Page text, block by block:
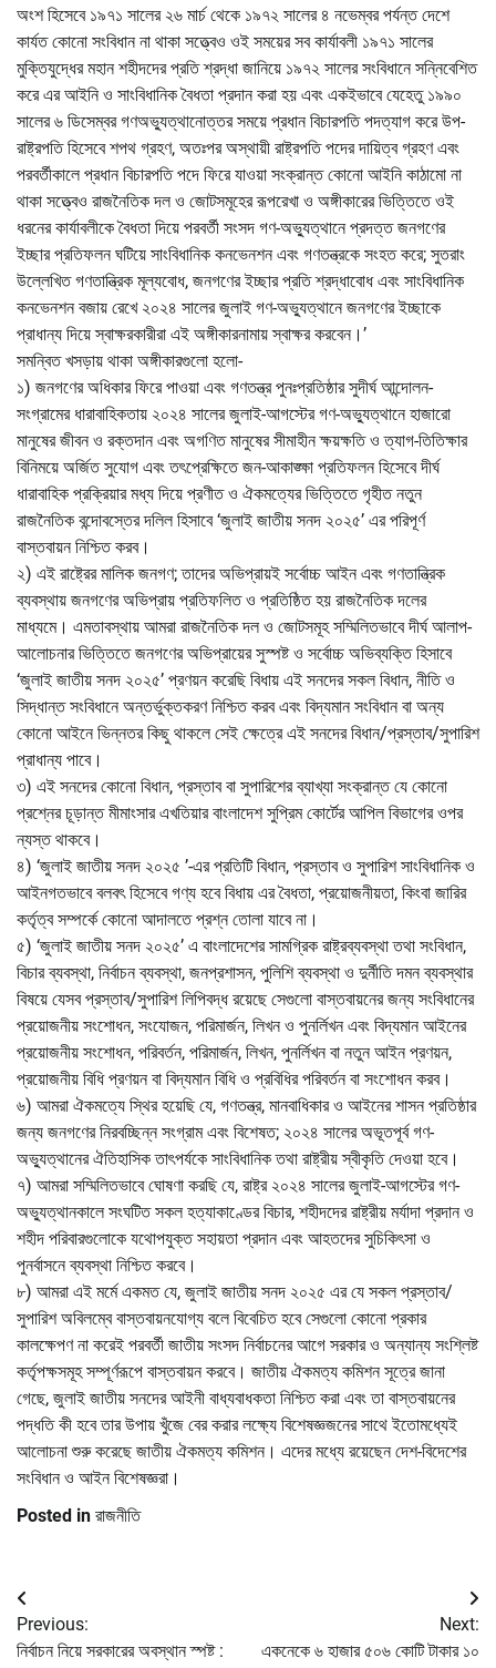
অংশ হিসেবে ১৯৭১ সালের ২৬ মার্চ থেকে ১৯৭২ সালের ৪ নভেম্বর পর্যন্ত দেশে
কার্যত কোনো সংবিধান না থাকা সত্ত্বেও ওই সময়ের সব কার্যাবলী ১৯৭১ সালের
মুক্তিযুদ্ধের মহান শহীদদের প্রতি শ্রদ্ধা জানিয়ে ১৯৭২ সালের সংবিধানে সন্নিবেশিত
করে এর আইনি ও সাংবিধানিক বৈধতা প্রদান করা হয় এবং একইভাবে যেহেতু ১৯৯০
সালের ৬ ডিসেম্বর গণঅভ্যুত্থানোত্তর সময়ে প্রধান বিচারপতি পদত্যাগ করে উপ-
রাষ্ট্রপতি হিসেবে শপথ গ্রহণ, অতঃপর অস্থায়ী রাষ্ট্রপতি পদের দায়িত্ব গ্রহণ এবং
পরবর্তীকালে প্রধান বিচারপতি পদে ফিরে যাওয়া সংক্রান্ত কোনো আইনি কাঠামো না
থাকা সত্ত্বেও রাজনৈতিক দল ও জোটসমূহের রূপরেখা ও অঙ্গীকারের ভিত্তিতে ওই
ধরনের কার্যাবলীকে বৈধতা দিয়ে পরবর্তী সংসদ গণ-অভ্যুত্থানে প্রদত্ত জনগণের
ইচ্ছার প্রতিফলন ঘটিয়ে সাংবিধানিক কনভেনশন এবং গণতন্ত্রকে সংহত করে; সুতরাং
উল্লেখিত গণতান্ত্রিক মূল্যবোধ, জনগণের ইচ্ছার প্রতি শ্রদ্ধাবোধ এবং সাংবিধানিক
কনভেনশন বজায় রেখে ২০২৪ সালের জুলাই গণ-অভ্যুত্থানে জনগণের ইচ্ছাকে
প্রাধান্য দিয়ে স্বাক্ষরকারীরা এই অঙ্গীকারনামায় স্বাক্ষর করবেন।’
সমন্বিত খসড়ায় থাকা অঙ্গীকারগুলো হলো-
১) জনগণের অধিকার ফিরে পাওয়া এবং গণতন্ত্র পুনঃপ্রতিষ্ঠার সুদীর্ঘ আন্দোলন-
সংগ্রামের ধারাবাহিকতায় ২০২৪ সালের জুলাই-আগস্টের গণ-অভ্যুত্থানে হাজারো
মানুষের জীবন ও রক্তদান এবং অগণিত মানুষের সীমাহীন ক্ষয়ক্ষতি ও ত্যাগ-তিতিক্ষার
বিনিময়ে অর্জিত সুযোগ এবং তৎপ্রেক্ষিতে জন-আকাঙ্ক্ষা প্রতিফলন হিসেবে দীর্ঘ
ধারাবাহিক প্রক্রিয়ার মধ্য দিয়ে প্রণীত ও ঐকমত্যের ভিত্তিতে গৃহীত নতুন
রাজনৈতিক বন্দোবস্তের দলিল হিসাবে ‘জুলাই জাতীয় সনদ ২০২৫’ এর পরিপূর্ণ
বাস্তবায়ন নিশ্চিত করব।
২) এই রাষ্ট্রের মালিক জনগণ; তাদের অভিপ্রায়ই সর্বোচ্চ আইন এবং গণতান্ত্রিক
ব্যবস্থায় জনগণের অভিপ্রায় প্রতিফলিত ও প্রতিষ্ঠিত হয় রাজনৈতিক দলের
মাধ্যমে। এমতাবস্থায় আমরা রাজনৈতিক দল ও জোটসমূহ সম্মিলিতভাবে দীর্ঘ আলাপ-
আলোচনার ভিত্তিতে জনগণের অভিপ্রায়ের সুস্পষ্ট ও সর্বোচ্চ অভিব্যক্তি হিসাবে
‘জুলাই জাতীয় সনদ ২০২৫’ প্রণয়ন করেছি বিধায় এই সনদের সকল বিধান, নীতি ও
সিদ্ধান্ত সংবিধানে অন্তর্ভুক্তকরণ নিশ্চিত করব এবং বিদ্যমান সংবিধান বা অন্য
কোনো আইনে ভিন্নতর কিছু থাকলে সেই ক্ষেত্রে এই সনদের বিধান/প্রস্তাব/সুপারিশ
প্রাধান্য পাবে।
৩) এই সনদের কোনো বিধান, প্রস্তাব বা সুপারিশের ব্যাখ্যা সংক্রান্ত যে কোনো
প্রশ্নের চূড়ান্ত মীমাংসার এখতিয়ার বাংলাদেশ সুপ্রিম কোর্টের আপিল বিভাগের ওপর
ন্যস্ত থাকবে।
৪) ‘জুলাই জাতীয় সনদ ২০২৫ ’-এর প্রতিটি বিধান, প্রস্তাব ও সুপারিশ সাংবিধানিক ও
আইনগতভাবে বলবৎ হিসেবে গণ্য হবে বিধায় এর বৈধতা, প্রয়োজনীয়তা, কিংবা জারির
কর্তৃত্ব সম্পর্কে কোনো আদালতে প্রশ্ন তোলা যাবে না।
৫) ‘জুলাই জাতীয় সনদ ২০২৫’ এ বাংলাদেশের সামগ্রিক রাষ্ট্রব্যবস্থা তথা সংবিধান,
বিচার ব্যবস্থা, নির্বাচন ব্যবস্থা, জনপ্রশাসন, পুলিশি ব্যবস্থা ও দুর্নীতি দমন ব্যবস্থার
বিষয়ে যেসব প্রস্তাব/সুপারিশ লিপিবদ্ধ রয়েছে সেগুলো বাস্তবায়নের জন্য সংবিধানের
প্রয়োজনীয় সংশোধন, সংযোজন, পরিমার্জন, লিখন ও পুনর্লিখন এবং বিদ্যমান আইনের
প্রয়োজনীয় সংশোধন, পরিবর্তন, পরিমার্জন, লিখন, পুনর্লিখন বা নতুন আইন প্রণয়ন,
প্রয়োজনীয় বিধি প্রণয়ন বা বিদ্যমান বিধি ও প্রবিধির পরিবর্তন বা সংশোধন করব।
৬) আমরা ঐকমত্যে স্থির হয়েছি যে, গণতন্ত্র, মানবাধিকার ও আইনের শাসন প্রতিষ্ঠার
জন্য জনগণের নিরবচ্ছিন্ন সংগ্রাম এবং বিশেষত; ২০২৪ সালের অভূতপূর্ব গণ-
অভ্যুত্থানের ঐতিহাসিক তাৎপর্যকে সাংবিধানিক তথা রাষ্ট্রীয় স্বীকৃতি দেওয়া হবে।
৭) আমরা সম্মিলিতভাবে ঘোষণা করছি যে, রাষ্ট্র ২০২৪ সালের জুলাই-আগস্টের গণ-
অভ্যুত্থানকালে সংঘটিত সকল হত্যাকাণ্ডের বিচার, শহীদদের রাষ্ট্রীয় মর্যাদা প্রদান ও
শহীদ পরিবারগুলোকে যথোপযুক্ত সহায়তা প্রদান এবং আহতদের সুচিকিৎসা ও
পুনর্বাসনে ব্যবস্থা নিশ্চিত করবে।
৮) আমরা এই মর্মে একমত যে, জুলাই জাতীয় সনদ ২০২৫ এর যে সকল প্রস্তাব/
সুপারিশ অবিলম্বে বাস্তবায়নযোগ্য বলে বিবেচিত হবে সেগুলো কোনো প্রকার
কালক্ষেপণ না করেই পরবর্তী জাতীয় সংসদ নির্বাচনের আগে সরকার ও অন্যান্য সংশ্লিষ্ট
কর্তৃপক্ষসমূহ সম্পূর্ণরূপে বাস্তবায়ন করবে। জাতীয় ঐকমত্য কমিশন সূত্রে জানা
গেছে, জুলাই জাতীয় সনদের আইনী বাধ্যবাধকতা নিশ্চিত করা এবং তা বাস্তবায়নের
পদ্ধতি কী হবে তার উপায় খুঁজে বের করার লক্ষ্যে বিশেষজ্ঞজনের সাথে ইতোমধ্যেই
আলোচনা শুরু করেছে জাতীয় ঐকমত্য কমিশন। এদের মধ্যে রয়েছেন দেশ-বিদেশের
সংবিধান ও আইন বিশেষজ্ঞরা।
Posted in রাজনীতি
Post
navigation
Previous:
নির্বাচন নিয়ে সরকারের অবস্থান স্পষ্ট :
Next:
একনেকে ৬ হাজার ৫০৬ কোটি টাকার ১০